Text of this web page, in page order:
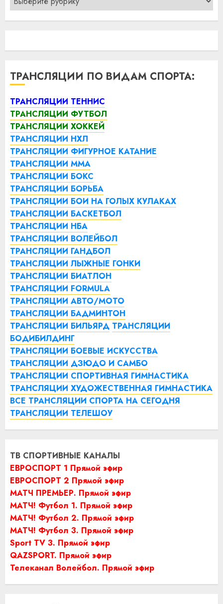
ТРАНСЛЯЦИИ ПО ВИДАМ СПОРТА:
ТРАНСЛЯЦИИ ТЕННИС
ТРАНСЛЯЦИИ ФУТБОЛ
ТРАНСЛЯЦИИ ХОККЕЙ
ТРАНСЛЯЦИИ НХЛ
ТРАНСЛЯЦИИ ФИГУРНОЕ КАТАНИЕ
ТРАНСЛЯЦИИ ММА
ТРАНСЛЯЦИИ БОКС
ТРАНСЛЯЦИИ БОРЬБА
ТРАНСЛЯЦИИ БОИ НА ГОЛЫХ КУЛАКАХ
ТРАНСЛЯЦИИ БАСКЕТБОЛ
ТРАНСЛЯЦИИ НБА
ТРАНСЛЯЦИИ ВОЛЕЙБОЛ
ТРАНСЛЯЦИИ ГАНДБОЛ
ТРАНСЛЯЦИИ ЛЫЖНЫЕ ГОНКИ
ТРАНСЛЯЦИИ БИАТЛОН
ТРАНСЛЯЦИИ FORMULA
ТРАНСЛЯЦИИ АВТО/МОТО
ТРАНСЛЯЦИИ БАДМИНТОН
ТРАНСЛЯЦИИ БИЛЬЯРД ТРАНСЛЯЦИИ
БОДИБИЛДИНГ
ТРАНСЛЯЦИИ БОЕВЫЕ ИСКУССТВА
ТРАНСЛЯЦИИ ДЗЮДО И САМБО
ТРАНСЛЯЦИИ СПОРТИВНАЯ ГИМНАСТИКА
ТРАНСЛЯЦИИ ХУДОЖЕСТВЕННАЯ ГИМНАСТИКА
ВСЕ ТРАНСЛЯЦИИ СПОРТА НА СЕГОДНЯ
ТРАНСЛЯЦИИ ТЕЛЕШОУ
ТВ СПОРТИВНЫЕ КАНАЛЫ
ЕВРОСПОРТ 1 Прямой эфир
ЕВРОСПОРТ 2 Прямой эфир
МАТЧ ПРЕМЬЕР. Прямой эфир
МАТЧ! Футбол 1. Прямой эфир
МАТЧ! Футбол 2. Прямой эфир
МАТЧ! Футбол 3. Прямой эфир
Sport TV 3. Прямой эфир
QAZSPORT. Прямой эфир
Телеканал Волейбол. Прямой эфир